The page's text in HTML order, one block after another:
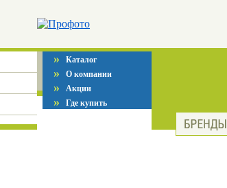
» Каталог
» О компании
» Акции
» Где купить